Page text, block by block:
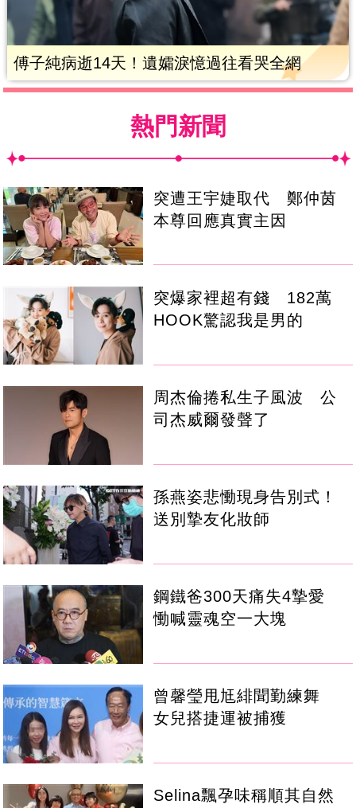
傅子純病逝14天！遺孀淚憶過往看哭全網
熱門新聞
突遭王宇婕取代 鄭仲茵
本尊回應真實主因
突爆家裡超有錢 182萬
HOOK驚認我是男的
周杰倫捲私生子風波 公
司杰威爾發聲了
孫燕姿悲慟現身告別式！
送別摯友化妝師
鋼鐵爸300天痛失4摯愛
慟喊靈魂空一大塊
曾馨瑩甩尪緋聞勤練舞
女兒搭捷運被捕獲
Selina飄孕味稱順其自然